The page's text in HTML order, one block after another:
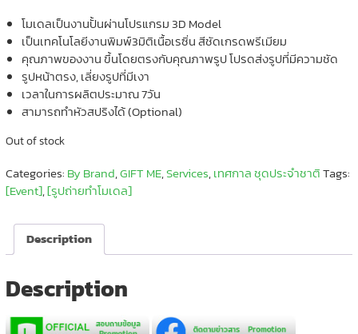
โมเดลเป็นงานปั้นผ่านโปรแกรม 3D Model
เป็นเทคโนโลยีงานพิมพ์3มิติเนื้อเรซิ่น สีชัดเกรดพรีเมียม
คุณภาพของงาน ขึ้นโดยตรงกับคุณภาพรูป โปรดส่งรูปที่มีความชัด
รูปหน้าตรง, เลี่ยงรูปที่มีเงา
เวลาในการผลิตประมาณ 7วัน
สามารถทำหัวสปริงได้ (Optional)
Out of stock
Categories: By Brand,GIFT ME,Services,เทศกาล ชุดประจำชาติTags:
[Event],[รูปถ่ายทำโมเดล]
Description
Description